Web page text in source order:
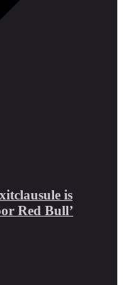
is
Red Bull’